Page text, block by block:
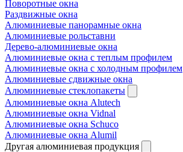
Поворотные окна
Раздвижные окна
Алюминиевые панорамные окна
Алюминиевые рольставни
Дерево-алюминиевые окна
Алюминиевые окна с теплым профилем
Алюминиевые окна с холодным профилем
Алюминиевые сдвижные окна
Алюминиевые стеклопакеты
Алюминиевые окна Alutech
Алюминиевые окна Vidnal
Алюминиевые окна Schuco
Алюминиевые окна Alumil
Другая алюминиевая продукция